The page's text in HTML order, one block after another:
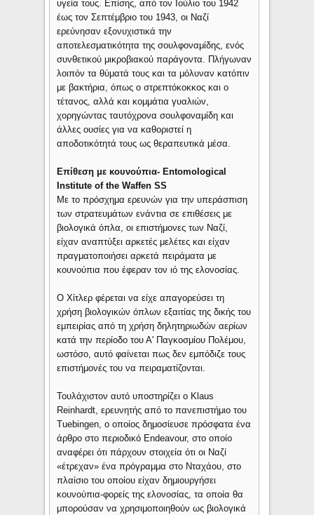
υγεία τους. Επίσης, από τον Ιούλιο του 1942
έως τον Σεπτέμβριο του 1943, οι Ναζί
ερεύνησαν εξονυχιστικά την
αποτελεσματικότητα της σουλφοναμίδης, ενός
συνθετικού μικροβιακού παράγοντα. Πλήγωναν
λοιπόν τα θύματά τους και τα μόλυναν κατόπιν
με βακτήρια, όπως ο στρεπτόκοκκος και ο
τέτανος, αλλά και κομμάτια γυαλιών,
χορηγώντας ταυτόχρονα σουλφοναμίδη και
άλλες ουσίες για να καθοριστεί η
αποδοτικότητά τους ως θεραπευτικά μέσα.
Επίθεση με κουνούπια- Entomological
Institute of the Waffen SS
Με το πρόσχημα ερευνών για την υπεράσπιση
των στρατευμάτων ενάντια σε επιθέσεις με
βιολογικά όπλα, οι επιστήμονες των Ναζί,
είχαν αναπτύξει αρκετές μελέτες και είχαν
πραγματοποιήσει αρκετά πειράματα με
κουνούπια που έφεραν τον ιό της ελονοσίας.
Ο Χίτλερ φέρεται να είχε απαγορεύσει τη
χρήση βιολογικών όπλων εξαιτίας της δικής του
εμπειρίας από τη χρήση δηλητηριωδών αερίων
κατά την περίοδο του Α' Παγκοσμίου Πολέμου,
ωστόσο, αυτό φαίνεται πως δεν εμπόδιζε τους
επιστήμονές του να πειραματίζονται.
Τουλάχιστον αυτό υποστηρίζει ο Klaus
Reinhardt, ερευνητής από το πανεπιστήμιο του
Tuebingen, ο οποίος δημοσίευσε πρόσφατα ένα
άρθρο στο περιοδικό Endeavour, στο οποίο
αναφέρει ότι πάρχουν στοιχεία ότι οι Ναζί
«έτρεχαν» ένα πρόγραμμα στο Νταχάου, στο
πλαίσιο του οποίου είχαν δημιουργήσει
κουνούπια-φορείς της ελονοσίας, τα οποία θα
μπορούσαν να χρησιμοποιηθούν ως βιολογικά